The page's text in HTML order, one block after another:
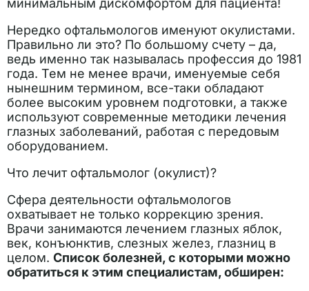
минимальным дискомфортом для пациента!
Нередко офтальмологов именуют окулистами.
Правильно ли это? По большому счету – да,
ведь именно так называлась профессия до 1981
года. Тем не менее врачи, именуемые себя
нынешним термином, все-таки обладают
более высоким уровнем подготовки, а также
используют современные методики лечения
глазных заболеваний, работая с передовым
оборудованием.
Что лечит офтальмолог (окулист)?
Сфера деятельности офтальмологов
охватывает не только коррекцию зрения.
Врачи занимаются лечением глазных яблок,
век, конъюнктив, слезных желез, глазниц в
целом. Список болезней, с которыми можно
обратиться к этим специалистам, обширен: